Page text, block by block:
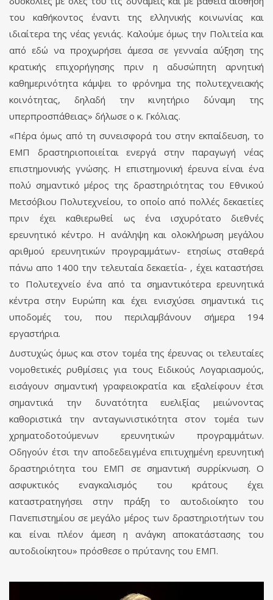
του καθήκοντος έναντι της ελληνικής κοινωνίας και
ιδιαίτερα της νέας γενιάς. Καλούμε όμως την Πολιτεία και
από εδώ να προχωρήσει άμεσα σε γενναία αύξηση της
κρατικής επιχορήγησης πριν η αδυσώπητη αρνητική
καθημερινότητα κάμψει το φρόνημα της πολυτεχνειακής
κοινότητας, δηλαδή την κινητήριο δύναμη της
υπερπροσπάθειας» δήλωσε ο κ. Γκόλιας.
«Πέρα όμως από τη συνεισφορά του στην εκπαίδευση, το
ΕΜΠ δραστηριοποιείται ενεργά στην παραγωγή νέας
επιστημονικής γνώσης. Η επιστημονική έρευνα είναι ένα
πολύ σημαντικό μέρος της δραστηριότητας του Εθνικού
Μετσόβιου Πολυτεχνείου, το οποίο από πολλές δεκαετίες
πριν έχει καθιερωθεί ως ένα ισχυρότατο διεθνές
ερευνητικό κέντρο. Η ανάληψη και ολοκλήρωση μεγάλου
αριθμού ερευνητικών προγραμμάτων- ετησίως σταθερά
πάνω απο 1400 την τελευταία δεκαετία- , έχει καταστήσει
το Πολυτεχνείο ένα από τα σημαντικότερα ερευνητικά
κέντρα στην Ευρώπη και έχει ενισχύσει σημαντικά τις
υποδομές του, που περιλαμβάνουν σήμερα 194
εργαστήρια.
Δυστυχώς όμως και στον τομέα της έρευνας οι τελευταίες
νομοθετικές ρυθμίσεις για τους Ειδικούς Λογαριασμούς,
εισάγουν σημαντική γραφειοκρατία και εξαλείφουν έτσι
σημαντικά την δυνατότητα ευελιξίας μειώνοντας
καθοριστικά την ανταγωνιστικότητα στον τομέα των
χρηματοδοτούμενων ερευνητικών προγραμμάτων.
Οδηγούν έτσι την αποδεδειγμένα επιτυχημένη ερευνητική
δραστηριότητα του ΕΜΠ σε σημαντική συρρίκνωση. Ο
ασφυκτικός εναγκαλισμός του κράτους έχει
καταστρατηγήσει στην πράξη το αυτοδιοίκητο του
Πανεπιστημίου σε μεγάλο μέρος των δραστηριοτήτων του
και είναι πλέον άμεση η ανάγκη αποκατάστασης του
αυτοδιοίκητου» πρόσθεσε ο πρύτανης του ΕΜΠ.